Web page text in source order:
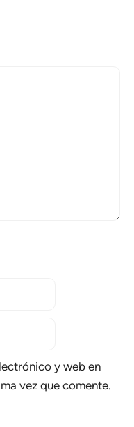
y web en
vez que comente.